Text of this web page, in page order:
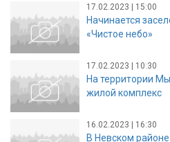
17.02.2023 | 15:00
Начинается
«Чистое небо»
17.02.2023 | 10:30
На территории
жилой комплекс
16.02.2023 | 16:30
В Невском